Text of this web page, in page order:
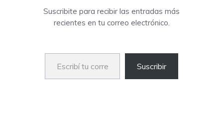
Suscribite para recibir las entradas más
recientes en tu correo electrónico.
Escribí tu correo electrónico…
Suscribir